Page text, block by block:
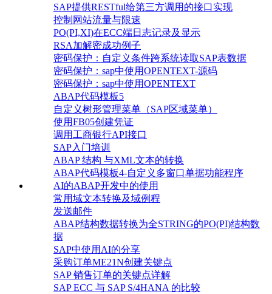
SAP提供RESTful给第三方调用的接口实现
控制网站流量与限速
PO(PI,XI)在ECC端日志记录及显示
RSA加解密成功例子
密码保护：自定义条件跨系统读取SAP表数据
密码保护：sap中使用OPENTEXT-源码
密码保护：sap中使用OPENTEXT
ABAP代码模板5
自定义树形管理菜单（SAP区域菜单）
使用FB05创建凭证
调用工商银行API接口
SAP入门培训
ABAP 结构 与XML文本的转换
ABAP代码模板4-自定义多窗口单据功能程序
AI的ABAP开发中的使用
常用域文本转换及域例程
发送邮件
ABAP结构数据转换为全STRING的PO(PI)结构数
据
SAP中使用AI的分享
采购订单ME21N创建关键点
SAP 销售订单的关键点详解
SAP ECC 与 SAP S/4HANA 的比较